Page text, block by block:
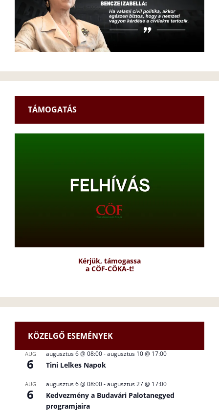
TÁMOGATÁS
Kérjük, támogassa
a CÖF-CÖKA-t!
KÖZELGŐ ESEMÉNYEK
AUG
6
augusztus 6 @ 08:00-augusztus 10 @ 17:00
Tini Lelkes Napok
AUG
6
augusztus 6 @ 08:00-augusztus 27 @ 17:00
Kedvezmény a Budavári Palotanegyed
programjaira